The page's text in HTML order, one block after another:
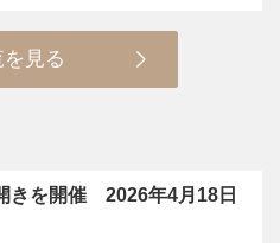
見る
きを開催 2026年4月18日